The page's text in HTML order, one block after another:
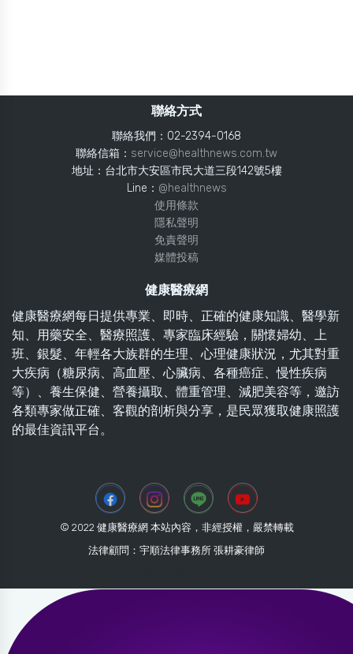
聯絡方式
聯絡我們：02-2394-0168
聯絡信箱： service@healthnews.com.tw
地址：台北市大安區市民大道三段142號5樓
Line： @healthnews
使用條款
隱私聲明
免責聲明
媒體投稿
健康醫療網
健康醫療網每日提供專業、即時、正確的健康知識、醫學新
知、用藥安全、醫療照護、專家臨床經驗，關懷婦幼、上
班、銀髮、年輕各大族群的生理、心理健康狀況，尤其對重
大疾病（糖尿病、高血壓、心臟病、各種癌症、慢性疾病
等）、養生保健、營養攝取、體重管理、減肥美容等，邀訪
各類專家做正確、客觀的剖析與分享，是民眾獲取健康照護
的最佳資訊平台。
© 2022 健康醫療網 本站內容，非經授權，嚴禁轉載
法律顧問：宇順法律事務所 張耕豪律師